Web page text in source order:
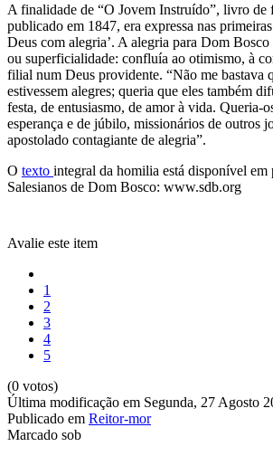
A finalidade de “O Jovem Instruído”, livro de
publicado em 1847, era expressa nas
Deus com alegria’. A alegria para Dom
ou superficialidade: confluía ao otimismo, à
filial num Deus providente. “Não me bastava
estivessem alegres; queria que eles também
festa, de entusiasmo, de amor à vida. Queria-
esperança e de júbilo, missionários de outros
apostolado contagiante de alegria”.
O texto integral da homilia está disponível em
Salesianos de Dom Bosco: www.sdb.org
Avalie este item
1
2
3
4
5
(0 votos)
Última modificação em Segunda, 27 Agosto
Publicado em Reitor-mor
Marcado sob